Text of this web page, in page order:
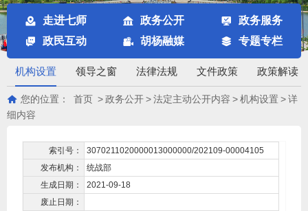
走进七师 政务公开
政务服务
政民互动
胡杨融媒 专题专栏
机构设置 领导之窗 法律法规 文件政策 政策解读
您的位置： 首页 >政务公开>法定主动公开内容 >机构设置 >详
细内容
索引号：
3070211020000013000000/202109-00004105
发布机构：
统战部
生成日期：
2021-09-18
废止日期：